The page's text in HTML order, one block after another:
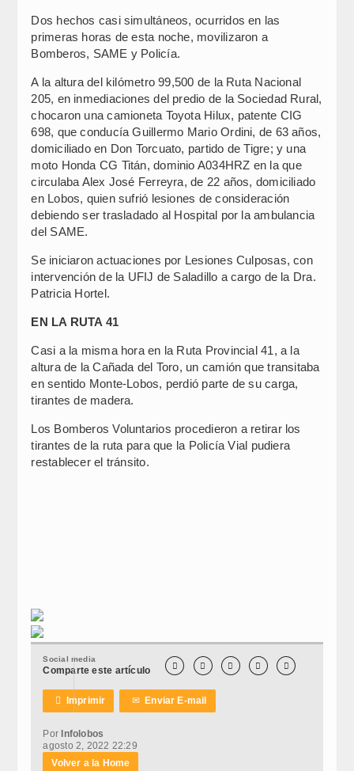
Dos hechos casi simultáneos, ocurridos en las
primeras horas de esta noche, movilizaron a
Bomberos, SAME y Policía.
A la altura del kilómetro 99,500 de la Ruta Nacional
205, en inmediaciones del predio de la Sociedad Rural,
chocaron una camioneta Toyota Hilux, patente CIG
698, que conducía Guillermo Mario Ordini, de 63 años,
domiciliado en Don Torcuato, partido de Tigre; y una
moto Honda CG Titán, dominio A034HRZ en la que
circulaba Alex José Ferreyra, de 22 años, domiciliado
en Lobos, quien sufrió lesiones de consideración
debiendo ser trasladado al Hospital por la ambulancia
del SAME.
Se iniciaron actuaciones por Lesiones Culposas, con
intervención de la UFIJ de Saladillo a cargo de la Dra.
Patricia Hortel.
EN LA RUTA 41
Casi a la misma hora en la Ruta Provincial 41, a la
altura de la Cañada del Toro, un camión que transitaba
en sentido Monte-Lobos, perdió parte de su carga,
tirantes de madera.
Los Bomberos Voluntarios procedieron a retirar los
tirantes de la ruta para que la Policía Vial pudiera
restablecer el tránsito.
Social media
Comparte este artículo     
 Imprimir ✉Enviar E-mail
Por Infolobos
agosto 2, 2022 22:29
Volver a la Home